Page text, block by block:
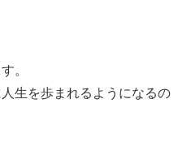
。
生を歩まれるようになるの